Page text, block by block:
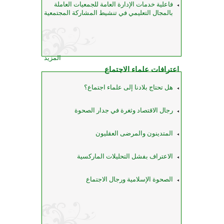
فاعلية خدمات الإدارة العامة للجمعيات العاملة
بالمجال التعليمي في تنشيط المشاركة المجتمعية
المزيد
اعترافات علماء الاجتماع
هل تحتاج بلادنا إلى علماء اجتماع؟
رجال الاقتصاد وثغرة في جدار الصحوة
المتدينون والمرضى العقليون
الاعتراف بفشل التحليلات الماركسية
الصحوة الإسلامية ورجال الاجتماع